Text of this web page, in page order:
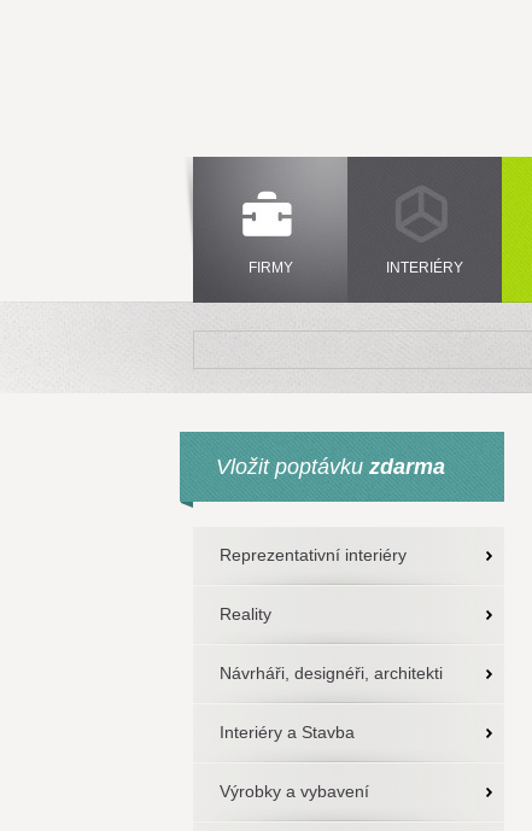
FIRMY INTERIÉRY
Vložit poptávku zdarma
Reprezentativní interiéry
Reality
Návrháři, designéři, architekti
Interiéry a Stavba
Výrobky a vybavení